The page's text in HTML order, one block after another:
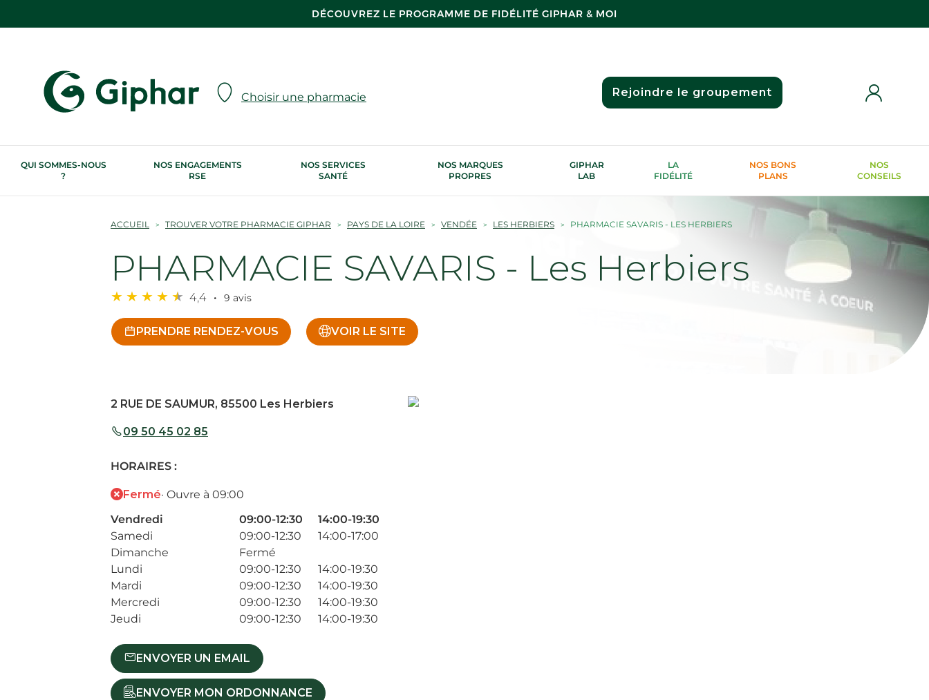
DÉCOUVREZ LE PROGRAMME DE FIDÉLITÉ GIPHAR & MOI
Choisir une pharmacie Rejoindre le groupement
QUI SOMMES-NOUS
?
NOS ENGAGEMENTS
RSE
NOS SERVICES
SANTÉ
NOS MARQUES
PROPRES
GIPHAR
LAB
LA
FIDÉLITÉ
NOS BONS
PLANS
NOS
CONSEILS
ACCUEIL TROUVER VOTRE PHARMACIE GIPHAR PAYS DE LA LOIRE VENDÉE LES HERBIERS PHARMACIE SAVARIS - LES HERBIERS
PHARMACIE SAVARIS - Les Herbiers
4,4 9 avis
PRENDRE RENDEZ-VOUS VOIR LE SITE
2 RUE DE SAUMUR, 85500 Les Herbiers
09 50 45 02 85
HORAIRES :
Fermé· Ouvre à 09:00
Vendredi
09:00-12:30
14:00-19:30
Samedi
09:00-12:30
14:00-17:00
Dimanche
Fermé
Lundi
09:00-12:30
14:00-19:30
Mardi
09:00-12:30
14:00-19:30
Mercredi
09:00-12:30
14:00-19:30
Jeudi
09:00-12:30 14:00-19:30
ENVOYER UN EMAIL
ENVOYER MON ORDONNANCE